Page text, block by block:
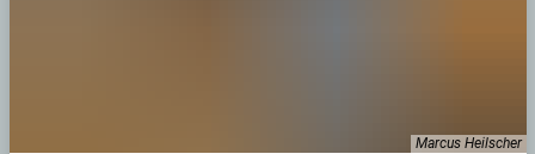
Marcus Heilscher